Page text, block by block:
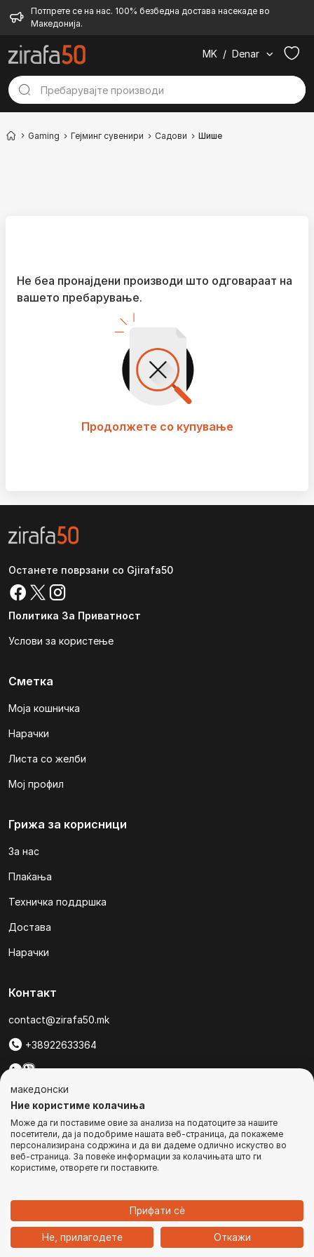
Потпрете се на нас. 100% безбедна достава насекаде во
Македонија.
MK / Denar
Дома Категории Најавете се
Gaming Гејминг сувенири Садови Шише
Не беа пронајдени производи што одговараат на
вашето пребарување.
Продолжете со купување
Останете поврзани со Gjirafa50
Политика За Приватност
Услови за користење
Сметка
Моја кошничка
Нарачки
Листа со желби
Мој профил
Грижа за корисници
За нас
Плаќања
Техничка поддршка
Достава
Нарачки
Контакт
contact@zirafa50.mk
+38922633364
b2b@zirafa50.mk
Jадранска Магистрала 86, Skopje, North Macedonia
© Сите права се задржани
македонски
Ние користиме колачиња
Може да ги поставиме овие за анализа на податоците за нашите
посетители, да ја подобриме нашата веб-страница, да покажеме
персонализирана содржина и да ви дадеме одлично искуство во
веб-страница. За повеќе информации за колачињата што ги
користиме, отворете ги поставките.
Прифати сѐ
Не, прилагодете Откажи